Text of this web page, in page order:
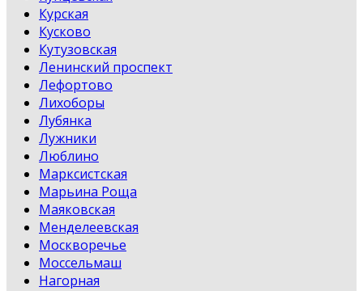
Курская
Кусково
Кутузовская
Ленинский проспект
Лефортово
Лихоборы
Лубянка
Лужники
Люблино
Марксистская
Марьина Роща
Маяковская
Менделеевская
Москворечье
Моссельмаш
Нагорная